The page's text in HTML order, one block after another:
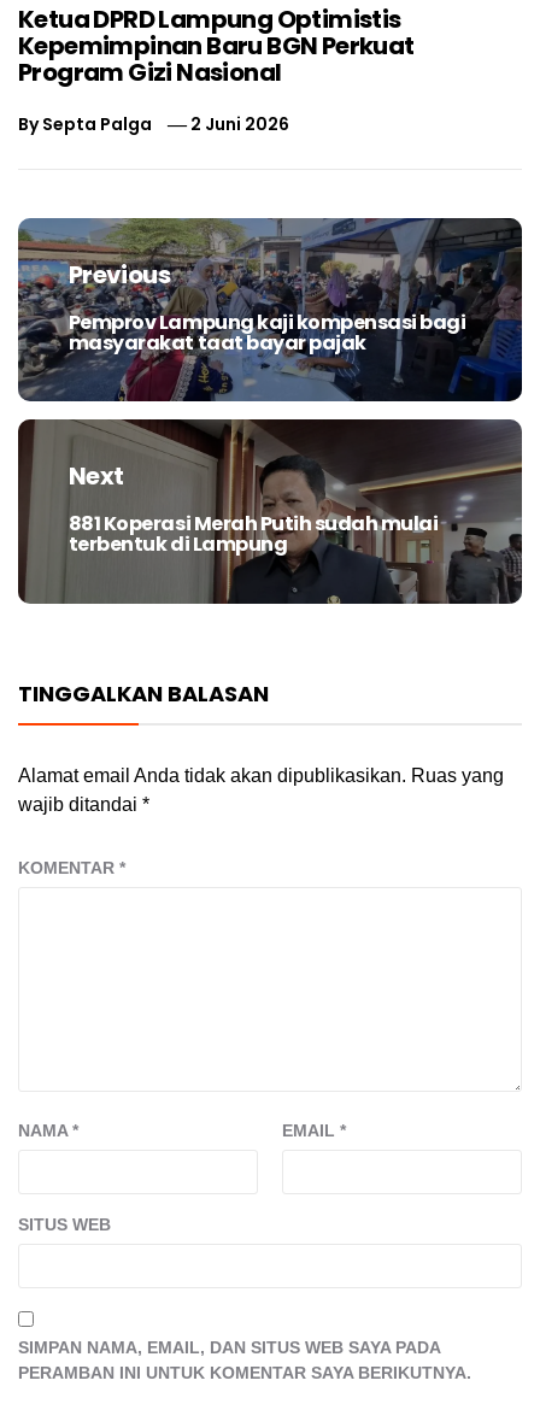
Ketua DPRD Lampung Optimistis
Kepemimpinan Baru BGN Perkuat
Program Gizi Nasional
BySepta Palga 2 Juni 2026
Navigasi
posPrevious
Previous
post:
Pemprov Lampung kaji kompensasi bagi
masyarakat taat bayar pajak
Next
Next
post:
881 Koperasi Merah Putih sudah mulai
terbentuk di Lampung
TINGGALKAN BALASAN
Alamat email Anda tidak akan dipublikasikan. Ruas yang
wajib ditandai *
KOMENTAR *
NAMA* EMAIL *
SITUS WEB
SIMPAN NAMA, EMAIL, DAN SITUS WEB SAYA PADA
PERAMBAN INI UNTUK KOMENTAR SAYA BERIKUTNYA.